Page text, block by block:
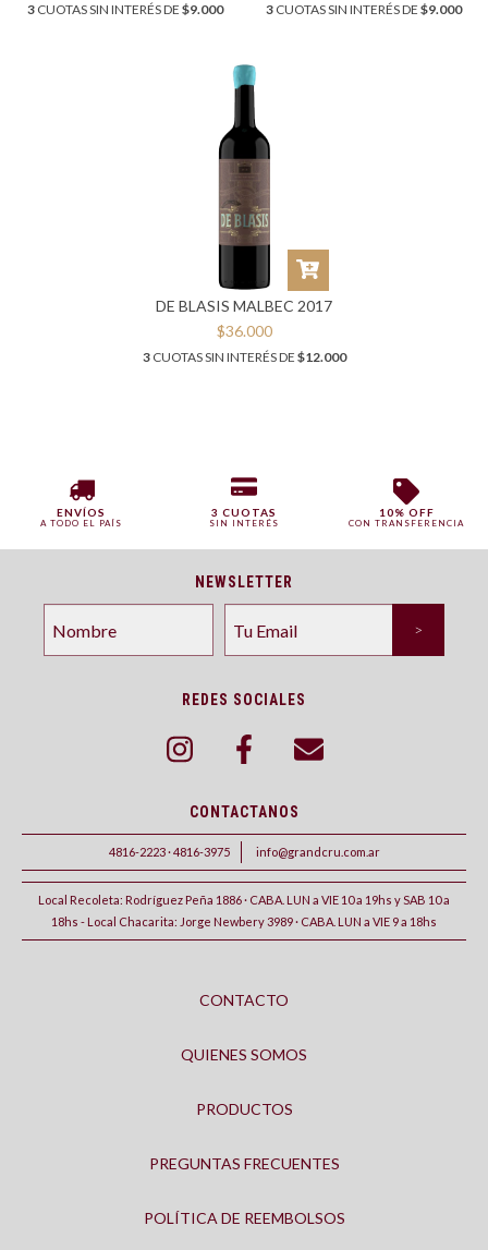
3CUOTAS SIN INTERÉS DE $9.000 3CUOTAS SIN INTERÉS DE $9.000
DE BLASIS MALBEC 2017
$36.000
3CUOTAS SIN INTERÉS DE $12.000
ENVÍOS
A TODO EL PAÍS
3 CUOTAS
SIN INTERÉS
10% OFF
CON TRANSFERENCIA
NEWSLETTER
REDES SOCIALES
CONTACTANOS
4816-2223 · 4816-3975 info@grandcru.com.ar
Local Recoleta: Rodríguez Peña 1886 · CABA. LUN a VIE 10 a 19hs y SAB 10 a
18hs - Local Chacarita: Jorge Newbery 3989 · CABA. LUN a VIE 9 a 18hs
CONTACTO
QUIENES SOMOS
PRODUCTOS
PREGUNTAS FRECUENTES
POLÍTICA DE REEMBOLSOS